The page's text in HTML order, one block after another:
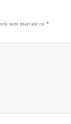
sunt marcate cu *